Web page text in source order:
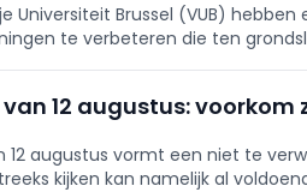
Universiteit Brussel (VUB)
te verbeteren die ten
12 augustus:
12 augustus vormt een niet te
kijken kan namelijk al